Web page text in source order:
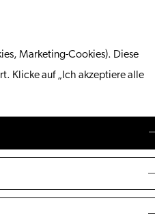
Marketing-Cookies). Diese
Klicke auf „Ich akzeptiere alle